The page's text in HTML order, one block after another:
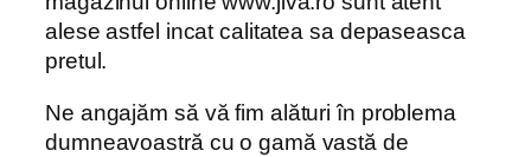
alese astfel incat calitatea sa depaseasca
pretul.
Ne angajăm să vă fim alături în problema
dumneavoastră cu o gamă vastă de